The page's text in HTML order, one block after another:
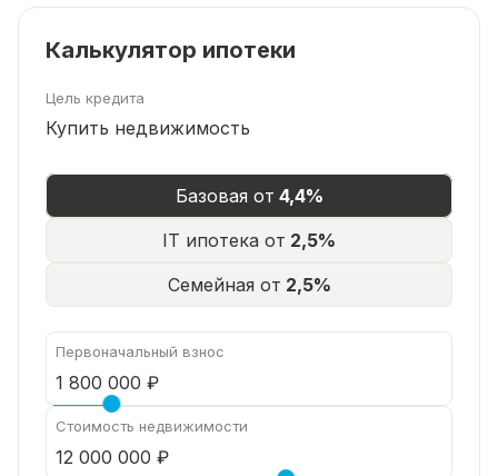
Калькулятор ипотеки
Цель кредита
Купить недвижимость
Базовая от 4,4%
IT ипотека от 2,5%
Семейная от 2,5%
Первоначальный взнос
Стоимость недвижимости